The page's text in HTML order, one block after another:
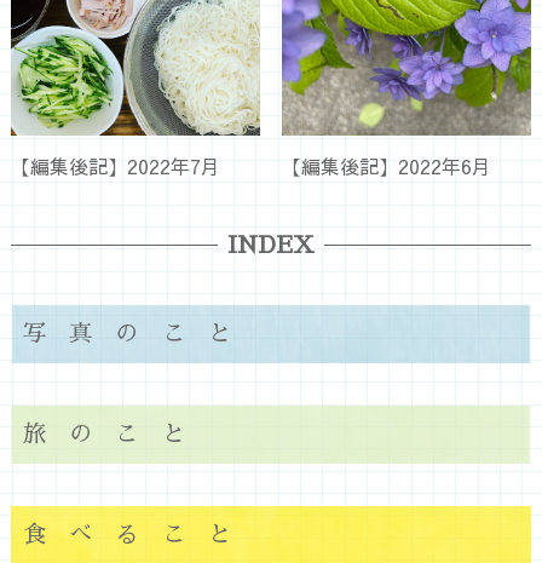
【編集後記】2022年7月 【編集後記】2022年6月
INDEX
写真のこと
旅のこと
食べること